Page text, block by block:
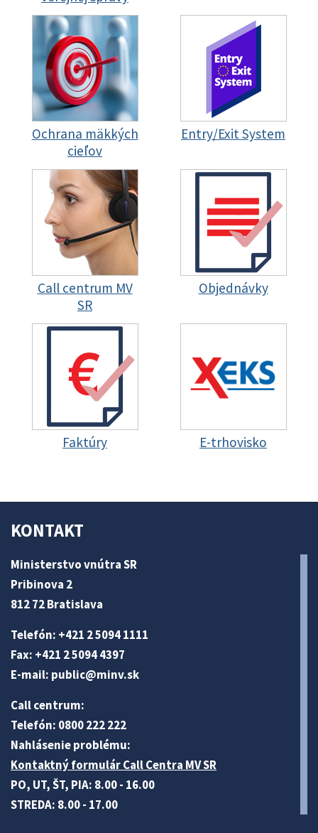
Ochrana mäkkých
cieľov
Entry/Exit System
Call centrum MV
SR
Objednávky
Faktúry E-trhovisko
KONTAKT
Ministerstvo vnútra SR
Pribinova 2
812 72 Bratislava
Telefón: +421 2 5094 1111
Fax: +421 2 5094 4397
E-mail: public@minv.sk
Call centrum:
Telefón: 0800 222 222
Nahlásenie problému:
Kontaktný formulár Call Centra MV SR
PO, UT, ŠT, PIA: 8.00 - 16.00
STREDA: 8.00 - 17.00